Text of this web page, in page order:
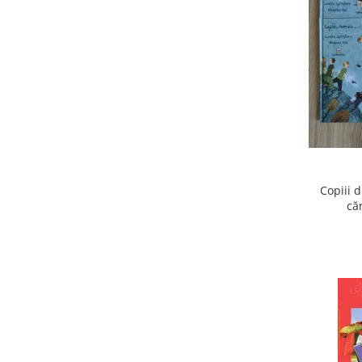
Copiii